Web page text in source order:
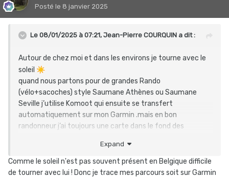
Posté le 8 janvier 2025
Le 08/01/2025 à 07:21, Jean-Pierre COURQUIN a dit :
Autour de chez moi et dans les environs je tourne avec le
soleil ☀️
quand nous partons pour de grandes Rando
(vélo+sacoches) style Saumane Athènes ou Saumane
Seville j’utilise Komoot qui ensuite se transfert
automatiquement sur mon Garmin .mais en bon
randonneur j’ai toujours une carte dans le fond des
actullement sur Komoot j’ai 2 parcours de tracé ( le nord
de l’Ecosse) et le tour de Sicile .
regarde pour te faire une idée je crois qu’ils sont
Expand
Comme le soleil n'est pas souvent présent en Belgique difficile
de tourner avec lui ! Donc je trace mes parcours soit sur Garmin